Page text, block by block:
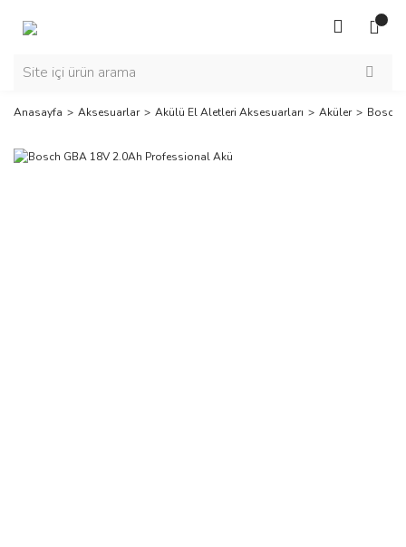
Anasayfa Aksesuarlar Akülü El Aletleri Aksesuarları Aküler Bosch